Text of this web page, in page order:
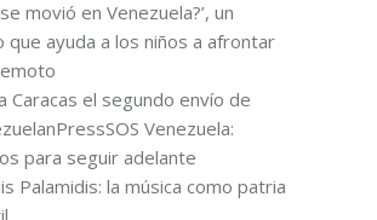
movió en Venezuela?’, un
que ayuda a los niños a afrontar
Caracas el segundo envío de
Venezuela:
para seguir adelante
Palamidis: la música como patria